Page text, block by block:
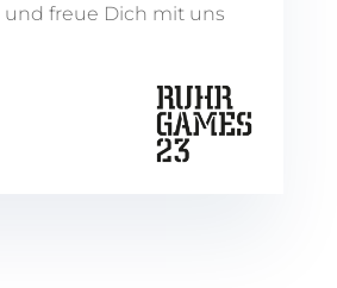
und freue Dich mit uns